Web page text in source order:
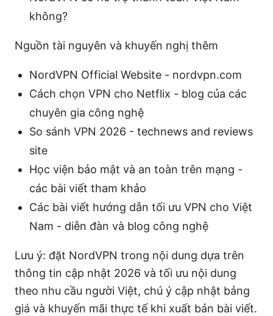
không?
Nguồn tài nguyên và khuyến nghị thêm
NordVPN Official Website - nordvpn.com
Cách chọn VPN cho Netflix - blog của các
chuyên gia công nghệ
So sánh VPN 2026 - technews and reviews
site
Học viện bảo mật và an toàn trên mạng -
các bài viết tham khảo
Các bài viết hướng dẫn tối ưu VPN cho Việt
Nam - diễn đàn và blog công nghệ
Lưu ý: đặt NordVPN trong nội dung dựa trên
thông tin cập nhật 2026 và tối ưu nội dung
theo nhu cầu người Việt, chú ý cập nhật bảng
giá và khuyến mãi thực tế khi xuất bản bài viết.